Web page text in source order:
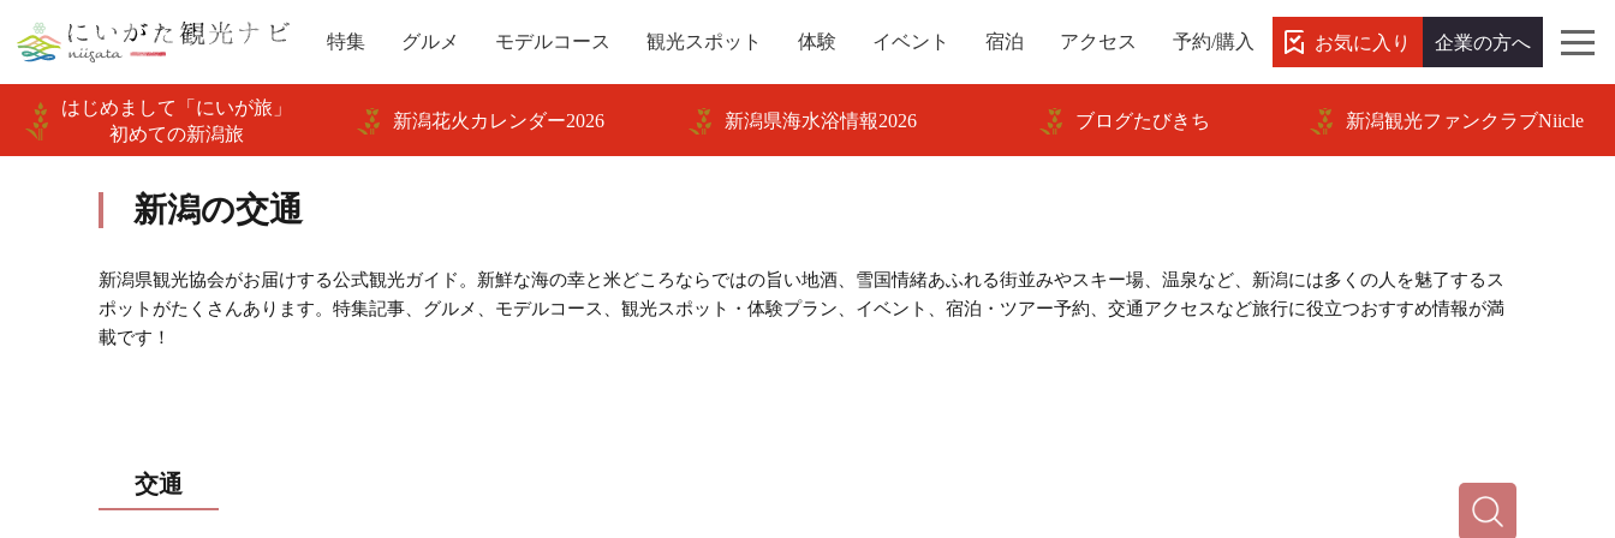
特集 グルメ モデルコース 観光スポット 体験 イベント 宿泊 アクセス 予約/購入 お気に入り 企業の方へ
はじめまして「にいが旅」
初めての新潟旅
新潟花火カレンダー2026 新潟県海水浴情報2026 ブログたびきち 新潟観光ファンクラブNiicle
新潟の交通
新潟県観光協会がお届けする公式観光ガイド。新鮮な海の幸と米どころならではの旨い地酒、雪国情緒あふれる街並みやスキー場、温泉など、新潟には多くの人を魅了するス
ポットがたくさんあります。特集記事、グルメ、モデルコース、観光スポット・体験プラン、イベント、宿泊・ツアー予約、交通アクセスなど旅行に役立つおすすめ情報が満
載です！
交通